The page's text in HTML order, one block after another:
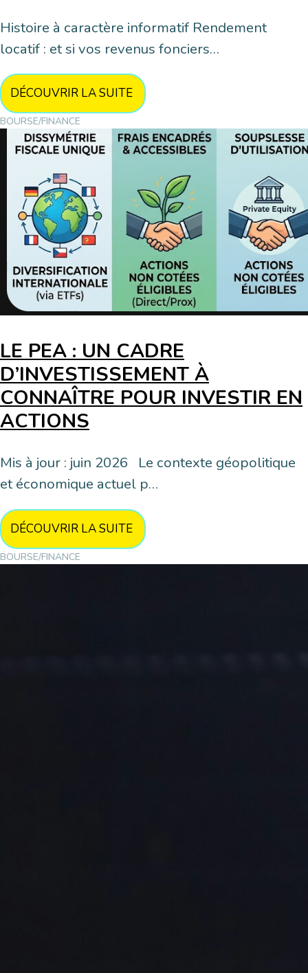
Histoire à caractère informatif Rendement
locatif : et si vos revenus fonciers…
DÉCOUVRIR LA SUITE
BOURSE/FINANCE
LE PEA : UN CADRE
D’INVESTISSEMENT À
CONNAÎTRE POUR INVESTIR EN
ACTIONS
Mis à jour : juin 2026 Le contexte géopolitique
et économique actuel p…
DÉCOUVRIR LA SUITE
BOURSE/FINANCE